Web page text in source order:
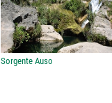
Sorgente Auso